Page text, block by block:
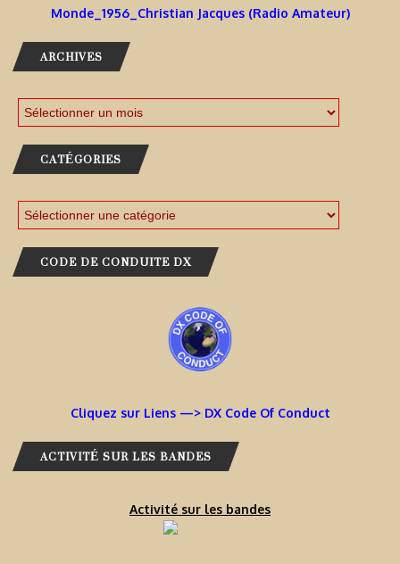
Monde_1956_Christian Jacques (Radio Amateur)
ARCHIVES
CATÉGORIES
CODE DE CONDUITE DX
Cliquez sur Liens —> DX Code Of Conduct
ACTIVITÉ SUR LES BANDES
Activité sur les bandes